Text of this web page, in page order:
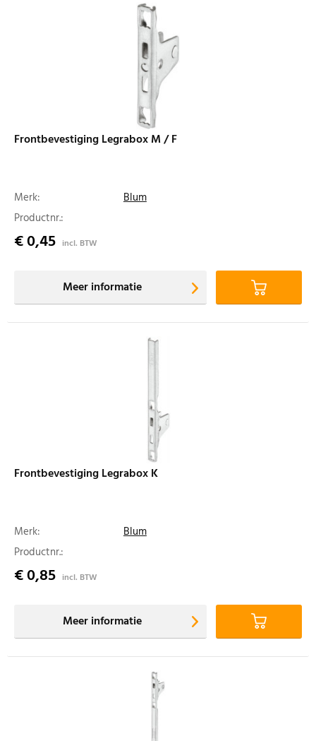
Frontbevestiging Legrabox M / F
Merk:
Blum
Productnr.:
€ 0,45 incl. BTW
Meer informatie
Frontbevestiging Legrabox K
Merk:
Blum
Productnr.:
€ 0,85 incl. BTW
Meer informatie